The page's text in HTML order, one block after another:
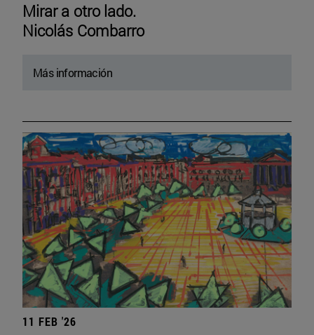
Mirar a otro lado.
Nicolás Combarro
Más información
11 FEB '26